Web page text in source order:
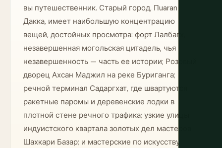
вы путешественник. Старый город, Пuaran
Дакка, имеет наибольшую концентрацию
вещей, достойных просмотра: форт Лалбагх,
незавершенная могольская цитадель, чья
незавершенность — часть ее истории; Розовый
дворец Ахсан Маджил на реке Буриганга;
речной терминал Садаргхат, где швартуются
ракетные паромы и деревенские лодки в
плотной стене речного трафика; узкие улицы
индуистского квартала золотых дел мастеров
Шахкари Базар; и мастерские по искусству